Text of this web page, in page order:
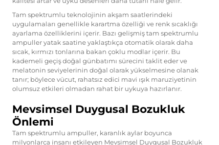
Tam spektrumlu teknolojinin akşam saatlerindeki
uygulamaları genellikle karartma özelliği ve renk sıcaklığı
ayarlama özelliklerini içerir. Bazı gelişmiştam spektrumlu
ampulleryatak saatine yaklaştıkça otomatik olarak daha
sıcak, kırmızı tonlarına bakan çoklu modlar içerir. Bu
kademeli geçiş doğal günbatımı sürecini taklit eder ve
melatonin seviyelerinin doğal olarak yükselmesine olanak
tanır; böylece vücut, rahatsız edici mavi ışık maruziyetinin
olumsuz etkileri olmadan rahat bir uykuya hazırlanır.
Mevsimsel Duygusal Bozukluk
Önlemi
Tam spektrumlu ampuller, karanlık aylar boyunca
milyonlarca insanı etkileyen Mevsimsel Duygusal Bozukluk